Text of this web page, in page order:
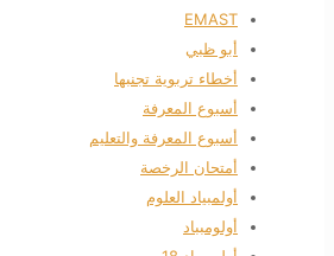
EMAST
أبو ظبي
أخطاء تربوية تجنبها
أسبوع المعرفة
أسبوع المعرفة والتعليم
أمتحان الرخصة
أولمبياد العلوم
أولومبباد